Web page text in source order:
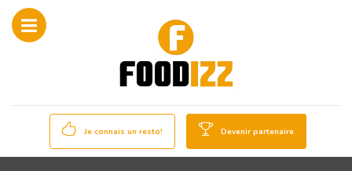
Je connais un resto! Devenir partenaire